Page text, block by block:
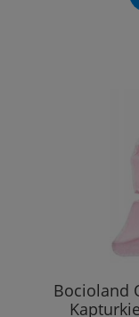
Bocioland